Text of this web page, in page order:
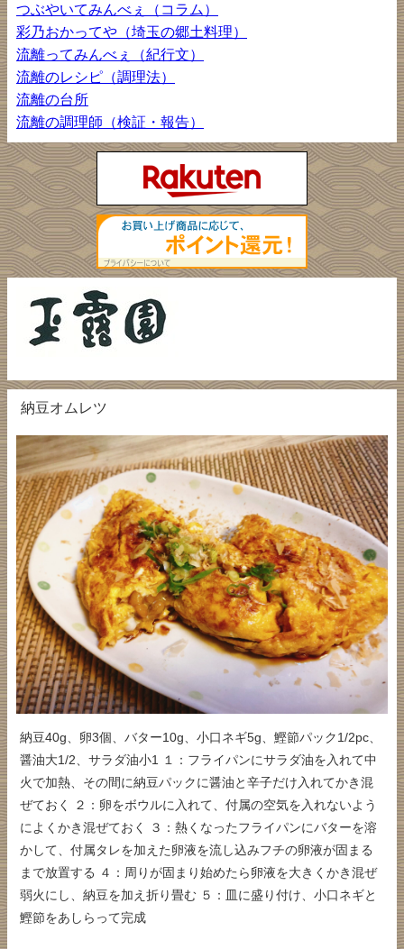
つぶやいてみんべぇ（コラム）
彩乃おかってや（埼玉の郷土料理）
流離ってみんべぇ（紀行文）
流離のレシピ（調理法）
流離の台所
流離の調理師（検証・報告）
納豆オムレツ
納豆40g、卵3個、バター10g、小口ネギ5g、鰹節パック1/2pc、
醤油大1/2、サラダ油小1 １：フライパンにサラダ油を入れて中
火で加熱、その間に納豆パックに醤油と辛子だけ入れてかき混
ぜておく ２：卵をボウルに入れて、付属の空気を入れないよう
によくかき混ぜておく ３：熱くなったフライパンにバターを溶
かして、付属タレを加えた卵液を流し込みフチの卵液が固まる
まで放置する ４：周りが固まり始めたら卵液を大きくかき混ぜ
弱火にし、納豆を加え折り畳む ５：皿に盛り付け、小口ネギと
鰹節をあしらって完成